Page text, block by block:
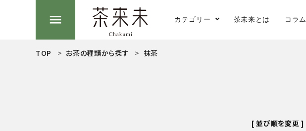
menu カテゴリー 茶未来とは コラム
search
TOP お茶の種類から探す 抹茶
[ 並び順を変更 ]